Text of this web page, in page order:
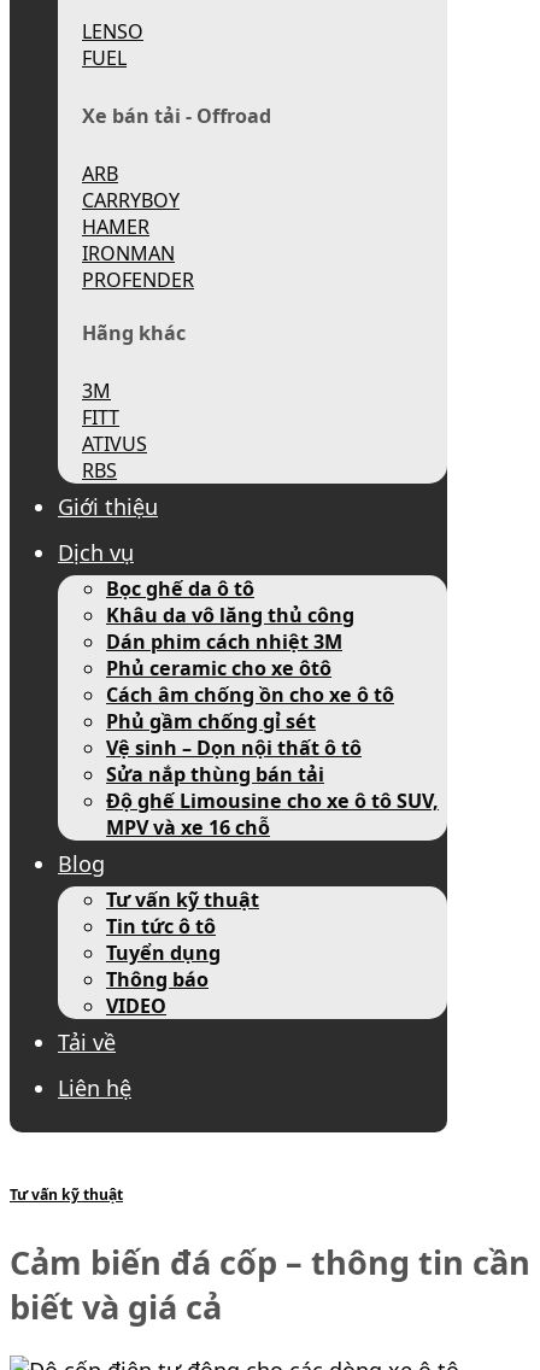
LENSO
FUEL
Xe bán tải - Offroad
ARB
CARRYBOY
HAMER
IRONMAN
PROFENDER
Hãng khác
3M
FITT
ATIVUS
RBS
Giới thiệu
Dịch vụ
Bọc ghế da ô tô
Khâu da vô lăng thủ công
Dán phim cách nhiệt 3M
Phủ ceramic cho xe ôtô
Cách âm chống ồn cho xe ô tô
Phủ gầm chống gỉ sét
Vệ sinh – Dọn nội thất ô tô
Sửa nắp thùng bán tải
Độ ghế Limousine cho xe ô tô SUV,
MPV và xe 16 chỗ
Blog
Tư vấn kỹ thuật
Tin tức ô tô
Tuyển dụng
Thông báo
VIDEO
Tải về
Liên hệ
Tư vấn kỹ thuật
Cảm biến đá cốp – thông tin cần
biết và giá cả